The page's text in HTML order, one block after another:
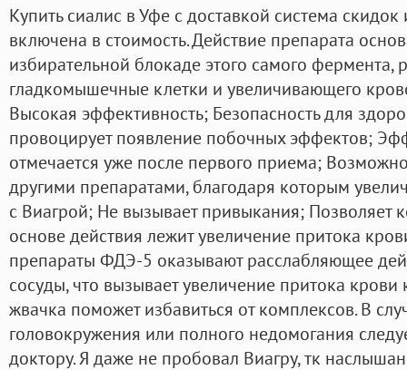
Купить сиалис в Уфе с доставкой система
включена в стоимость. Действие препарата
избирательной блокаде этого самого фермента,
гладкомышечные клетки и увеличивающего
Высокая эффективность; Безопасность для
провоцирует появление побочных эффектов;
отмечается уже после первого приема;
другими препаратами, благодаря которым
с Виагрой; Не вызывает привыкания; Позволяет
основе действия лежит увеличение притока
препараты ФДЭ-5 оказывают расслабляющее
сосуды, что вызывает увеличение притока крови
жвачка поможет избавиться от комплексов. В
головокружения или полного недомогания
доктору. Я даже не пробовал Виагру, тк